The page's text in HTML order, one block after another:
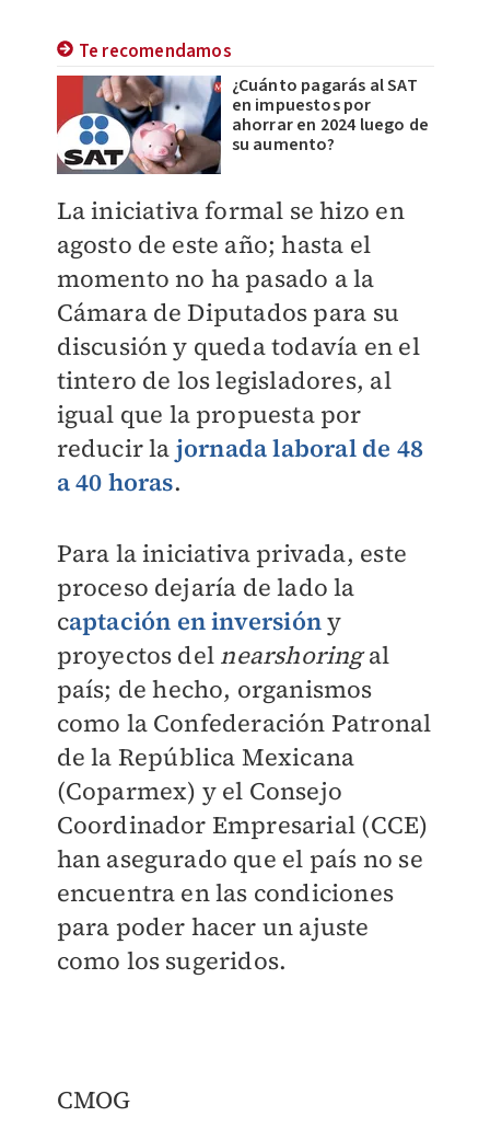
Te recomendamos
¿Cuánto pagarás al SAT
en impuestos por
ahorrar en 2024 luego de
su aumento?
La iniciativa formal se hizo en
agosto de este año; hasta el
momento no ha pasado a la
Cámara de Diputados para su
discusión y queda todavía en el
tintero de los legisladores, al
igual que la propuesta por
reducir la jornada laboral de 48
a 40 horas.
Para la iniciativa privada, este
proceso dejaría de lado la
captación en inversióny
proyectos del nearshoringal
país; de hecho, organismos
como la Confederación Patronal
de la República Mexicana
(Coparmex) y el Consejo
Coordinador Empresarial (CCE)
han asegurado que el país no se
encuentra en las condiciones
para poder hacer un ajuste
como los sugeridos.
CMOG